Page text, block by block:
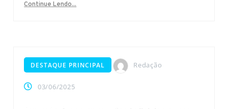
Continue Lendo...
DESTAQUE PRINCIPAL Redação
03/06/2025